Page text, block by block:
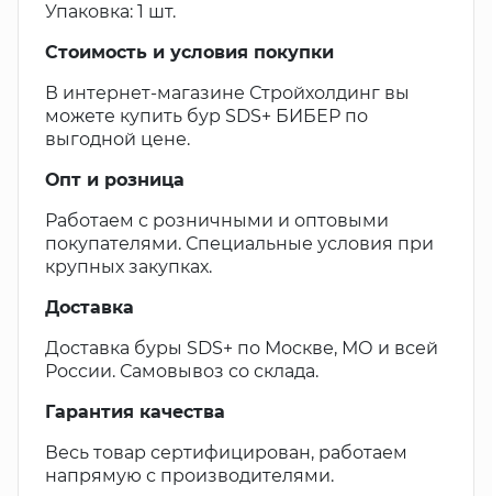
Упаковка: 1 шт.
Стоимость и условия покупки
В интернет-магазине Стройхолдинг вы
можете купить бур SDS+ БИБЕР по
выгодной цене.
Опт и розница
Работаем с розничными и оптовыми
покупателями. Специальные условия при
крупных закупках.
Доставка
Доставка буры SDS+ по Москве, МО и всей
России. Самовывоз со склада.
Гарантия качества
Весь товар сертифицирован, работаем
напрямую с производителями.